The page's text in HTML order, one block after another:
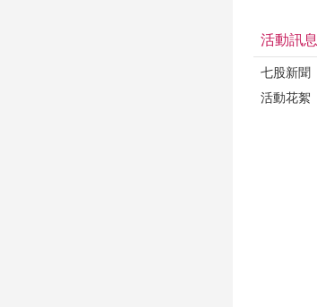
活動訊息
七股新聞
活動花絮